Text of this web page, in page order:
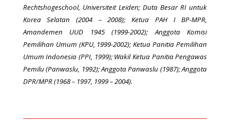
Rechtshogeschool, Universiteit Leiden; Duta Besar RI untuk
Korea Selatan (2004 – 2008); Ketua PAH I BP-MPR,
Amandemen UUD 1945 (1999-2002); Anggota Komisi
Pemilihan Umum (KPU, 1999-2002); Ketua Panitia Pemilihan
Umum Indonesia (PPI, 1999); Wakil Ketua Panitia Pengawas
Pemilu (Panwaslu, 1992); Anggota Panwaslu (1987); Anggota
DPR/MPR (1968 – 1997, 1999 – 2004).